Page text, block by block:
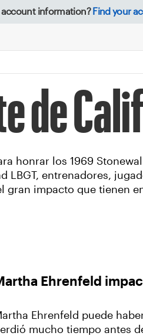
account information? Find your
de
honrar los 1969
entrenadores,
impacto que tienen
Ehrenfeld
Ehrenfeld puede
mucho tiempo antes